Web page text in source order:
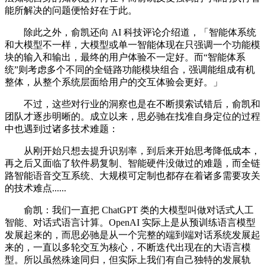
能所解决的问题便恰好在于此。
除此之外，俞凯还向 AI 科技评论介绍道，「智能体系统
和大模型不一样，大模型或单一智能体现在只强调一个功能模
块的输入和输出，最终的用户体验不一定好。而“智能体系
统”则考虑多个不同的全链路功能模块组合，强调能组成有机
整体，从整个系统层面给用户的交互体验会更好。」
不过，这些对行业的洞察也是在不断摸索试错后，俞凯和
团队才逐步明晰的。成立以来，思必驰在找准自身定位的过程
中也遇到过诸多技术难题：
从刚开始只想去提升识别率，到后来开始思考降低成本，
再之后又面临了软件易复制、智能硬件没做过的难题，而全链
路智能语音交互系统、大规模可定制也都存在着诸多需要攻关
的技术难点......
俞凯：我们一直把 ChatGPT 类的大模型叫做对话式人工
智能、对话式语言计算。OpenAI 实际上是从预训练语言模型
发展起来的，而思必驰是从一个完整的端到端对话系统发展起
来的，一直以多轮交互为核心，不断迭代出现在的大语言模
型。所以虽然殊途同归，但实际上我们有自己独特的发展轨